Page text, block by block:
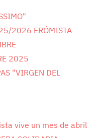
2026 FRÓMISTA
2025
"VIRGEN DEL
vive un mes de abril